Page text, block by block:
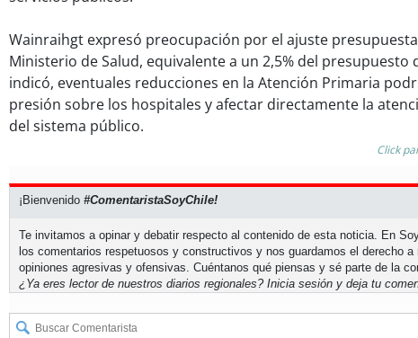
Wainraihgt expresó preocupación por el ajuste
Ministerio de Salud, equivalente a un 2,5% del presupuesto
indicó, eventuales reducciones en la Atención Primaria
presión sobre los hospitales y afectar directamente la
del sistema público.
Click
¡Bienvenido #ComentaristaSoyChile!
Te invitamos a opinar y debatir respecto al contenido de esta noticia. En
los comentarios respetuosos y constructivos y nos guardamos el derecho a
opiniones agresivas y ofensivas. Cuéntanos qué piensas y sé parte de la
¿Ya eres lector de nuestros diarios regionales? Inicia sesión y deja tu